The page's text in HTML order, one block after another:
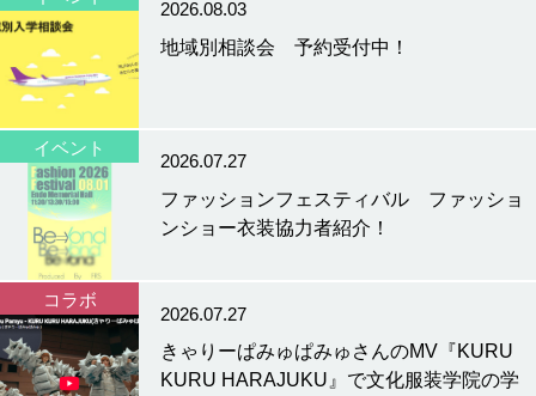
2026.08.03
地域別相談会 予約受付中！
イベント
2026.07.27
ファッションフェスティバル ファッショ
ンショー衣装協力者紹介！
コラボ
2026.07.27
きゃりーぱみゅぱみゅさんのMV『KURU
KURU HARAJUKU』で文化服装学院の学